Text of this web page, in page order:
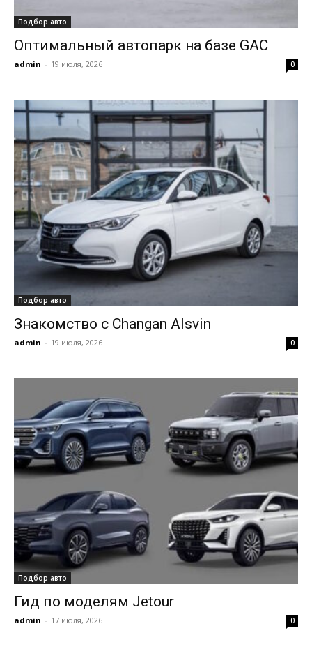
Подбор авто
Оптимальный автопарк на базе GAC
admin - 19 июля, 2026 0
Подбор авто
Знакомство с Changan Alsvin
admin - 19 июля, 2026 0
Подбор авто
Гид по моделям Jetour
admin - 17 июля, 2026 0